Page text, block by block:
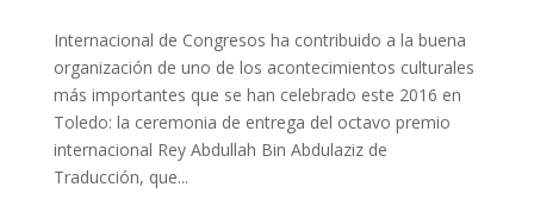
Internacional de Congresos ha contribuido a la buena
organización de uno de los acontecimientos culturales
más importantes que se han celebrado este 2016 en
Toledo: la ceremonia de entrega del octavo premio
internacional Rey Abdullah Bin Abdulaziz de
Traducción, que...